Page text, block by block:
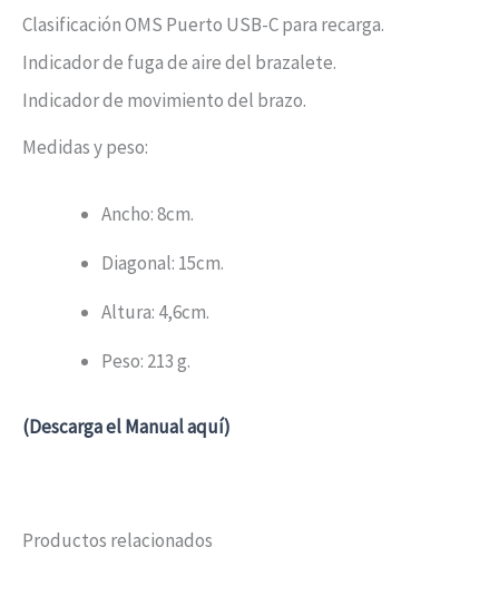
Clasificación OMS Puerto USB-C para recarga.
Indicador de fuga de aire del brazalete.
Indicador de movimiento del brazo.
Medidas y peso:
Ancho: 8cm.
Diagonal: 15cm.
Altura: 4,6cm.
Peso: 213 g.
(Descarga el Manual aquí)
Productos relacionados